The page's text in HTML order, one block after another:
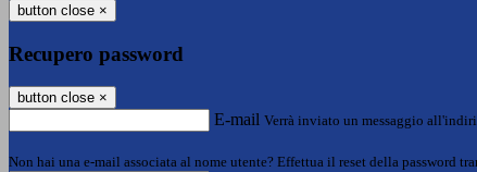
button close ×
Recupero password
button close ×
E-mail Verrà inviato un messaggio
Non hai una e-mail associata al nome utente? Effettua il reset della password